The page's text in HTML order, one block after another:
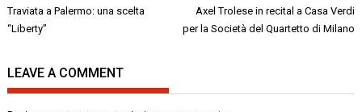
Navigazione
articoli
Traviata a Palermo: una scelta
“Liberty”
Axel Trolese in recital a Casa Verdi
per la Società del Quartetto di Milano
LEAVE A COMMENT